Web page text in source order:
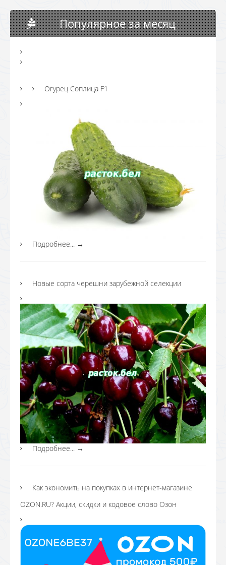
Популярное за месяц
Огурец Соплица F1
Подробнее... →
Новые сорта черешни зарубежной селекции
Подробнее... →
Как экономить на покупках в интернет-магазине
OZON.RU? Акции, скидки и кодовое слово Озон